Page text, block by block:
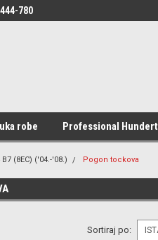
780
robe Professional Hundert
B7 (8EC) ('04.-'08.) Pogon tockova
Sortiraj po: